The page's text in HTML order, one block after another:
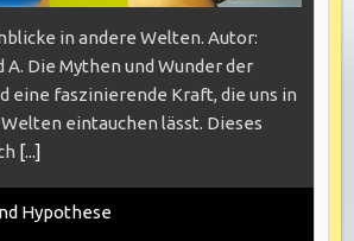
in andere Welten. Autor:
A. Die Mythen und Wunder der
eine faszinierende Kraft, die uns in
eintauchen lässt. Dieses
[...]
Hypothese